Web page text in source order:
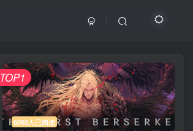
6093人已阅读
TOP1